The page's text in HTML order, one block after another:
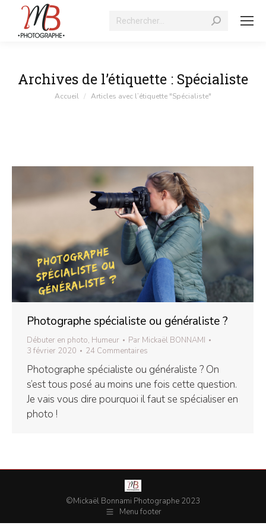
Recherche
Archives de l’étiquette : Spécialiste
Vous êtes ici :
Accueil Articles avec l’étiquette "Spécialiste"
Photographe spécialiste ou généraliste ?
Débuter en photo, Humeur Par Mickaël BONNAMI
3 février 2020
24 Commentaires
Photographe spécialiste ou généraliste ? On
s’est tous posé au moins une fois cette question.
Je vais vous dire pourquoi il faut se spécialiser en
photo !
©Mickaël Bonnami Photographe 2023
Menu footer